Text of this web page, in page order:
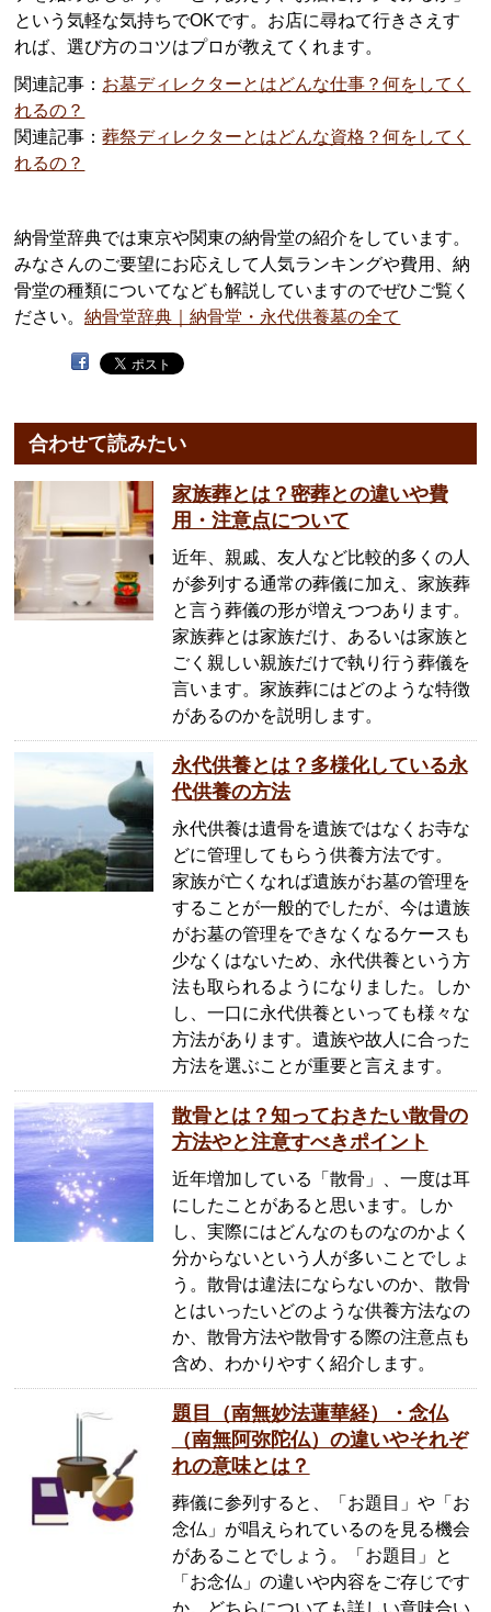
という気軽な気持ちでOKです。お店に尋ねて行きさえす
れば、選び方のコツはプロが教えてくれます。
関連記事： お墓ディレクターとはどんな仕事？何をしてく
れるの？
関連記事：葬祭ディレクターとはどんな資格？何をしてく
れるの？
納骨堂辞典では東京や関東の納骨堂の紹介をしています。
みなさんのご要望にお応えして人気ランキングや費用、納
骨堂の種類についてなども解説していますのでぜひご覧く
ださい。納骨堂辞典｜納骨堂・永代供養墓の全て
合わせて読みたい
家族葬とは？密葬との違いや費
用・注意点について
近年、親戚、友人など比較的多くの人
が参列する通常の葬儀に加え、家族葬
と言う葬儀の形が増えつつあります。
家族葬とは家族だけ、あるいは家族と
ごく親しい親族だけで執り行う葬儀を
言います。家族葬にはどのような特徴
があるのかを説明します。
永代供養とは？多様化している永
代供養の方法
永代供養は遺骨を遺族ではなくお寺な
どに管理してもらう供養方法です。
家族が亡くなれば遺族がお墓の管理を
することが一般的でしたが、今は遺族
がお墓の管理をできなくなるケースも
少なくはないため、永代供養という方
法も取られるようになりました。しか
し、一口に永代供養といっても様々な
方法があります。遺族や故人に合った
方法を選ぶことが重要と言えます。
散骨とは？知っておきたい散骨の
方法やと注意すべきポイント
近年増加している「散骨」、一度は耳
にしたことがあると思います。しか
し、実際にはどんなのものなのかよく
分からないという人が多いことでしょ
う。散骨は違法にならないのか、散骨
とはいったいどのような供養方法なの
か、散骨方法や散骨する際の注意点も
含め、わかりやすく紹介します。
題目（南無妙法蓮華経）・念仏
（南無阿弥陀仏）の違いやそれぞ
れの意味とは？
葬儀に参列すると、「お題目」や「お
念仏」が唱えられているのを見る機会
があることでしょう。「お題目」と
「お念仏」の違いや内容をご存じです